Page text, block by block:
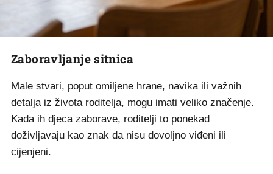
Zaboravljanje sitnica
Male stvari, poput omiljene hrane, navika ili važnih
detalja iz života roditelja, mogu imati veliko značenje.
Kada ih djeca zaborave, roditelji to ponekad
doživljavaju kao znak da nisu dovoljno viđeni ili
cijenjeni.